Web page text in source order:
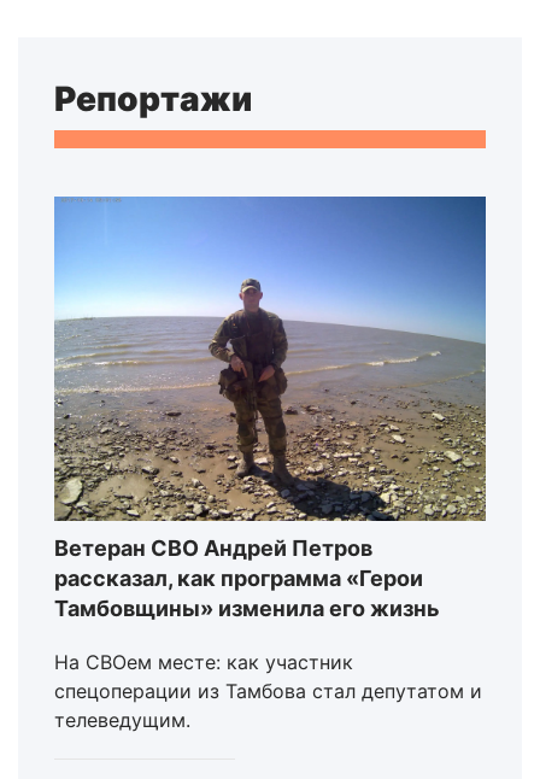
Репортажи
Ветеран СВО Андрей Петров
рассказал, как программа «Герои
Тамбовщины» изменила его жизнь
На СВОем месте: как участник
спецоперации из Тамбова стал депутатом и
телеведущим.